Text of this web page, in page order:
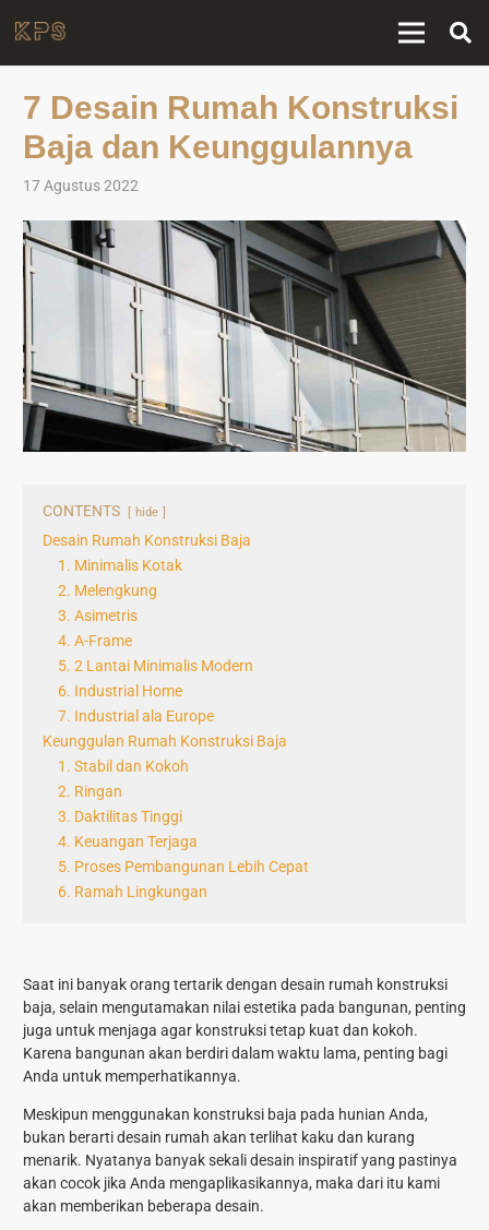
7 Desain Rumah Konstruksi
Baja dan Keunggulannya
17 Agustus 2022
CONTENTS hide
Desain Rumah Konstruksi Baja
1. Minimalis Kotak
2. Melengkung
3. Asimetris
4. A-Frame
5. 2 Lantai Minimalis Modern
6. Industrial Home
7. Industrial ala Europe
Keunggulan Rumah Konstruksi Baja
1. Stabil dan Kokoh
2. Ringan
3. Daktilitas Tinggi
4. Keuangan Terjaga
5. Proses Pembangunan Lebih Cepat
6. Ramah Lingkungan
Saat ini banyak orang tertarik dengan desain rumah konstruksi
baja, selain mengutamakan nilai estetika pada bangunan, penting
juga untuk menjaga agar konstruksi tetap kuat dan kokoh.
Karena bangunan akan berdiri dalam waktu lama, penting bagi
Anda untuk memperhatikannya.
Meskipun menggunakan konstruksi baja pada hunian Anda,
bukan berarti desain rumah akan terlihat kaku dan kurang
menarik. Nyatanya banyak sekali desain inspiratif yang pastinya
akan cocok jika Anda mengaplikasikannya, maka dari itu kami
akan memberikan beberapa desain.